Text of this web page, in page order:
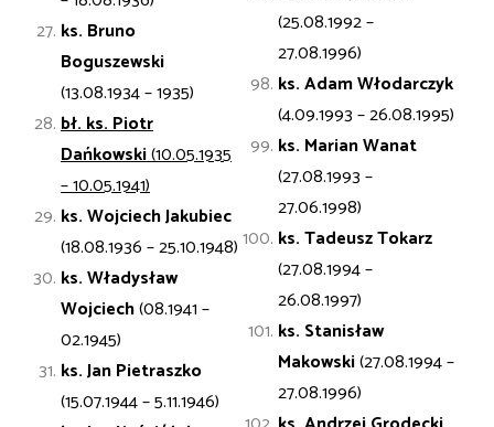
ks. Bruno
Boguszewski
(13.08.1934 – 1935)
bł. ks. Piotr
Dańkowski(10.05.1935
– 10.05.1941)
ks. WojciechJakubiec
(18.08.1936 – 25.10.1948)
ks. Władysław
Wojciech(08.1941 –
02.1945)
ks. JanPietraszko
(15.07.1944 – 5.11.1946)
(25.08.1992 –
27.08.1996)
ks. Adam Włodarczyk
(4.09.1993 – 26.08.1995)
ks. Marian Wanat
(27.08.1993 –
27.06.1998)
ks. Tadeusz Tokarz
(27.08.1994 –
26.08.1997)
ks. Stanisław
Makowski(27.08.1994 –
27.08.1996)